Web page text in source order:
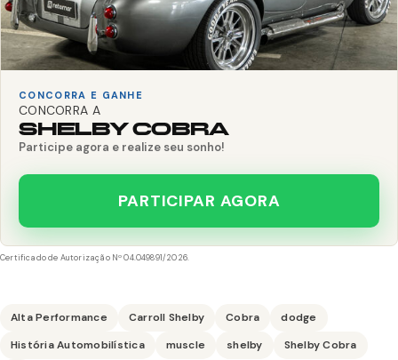
CONCORRA E GANHE
CONCORRA A
SHELBY COBRA
Participe agora e realize seu sonho!
PARTICIPAR AGORA
Certificado de Autorização Nº 04.049891/2026.
Alta Performance Carroll Shelby Cobra
dodge
História Automobilística
muscle shelby
Shelby Cobra